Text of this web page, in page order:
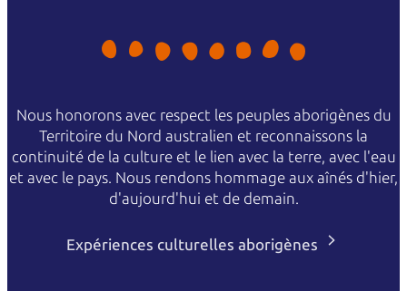
Nous honorons avec respect les peuples aborigènes du
Territoire du Nord australien et reconnaissons la
continuité de la culture et le lien avec la terre, avec l'eau
et avec le pays. Nous rendons hommage aux aînés d'hier,
d'aujourd'hui et de demain.
Expériences culturelles aborigènes